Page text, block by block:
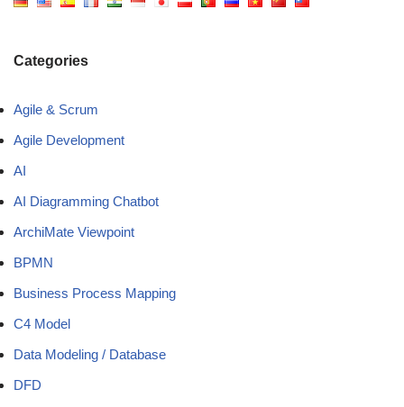
Categories
Agile & Scrum
Agile Development
AI
AI Diagramming Chatbot
ArchiMate Viewpoint
BPMN
Business Process Mapping
C4 Model
Data Modeling / Database
DFD